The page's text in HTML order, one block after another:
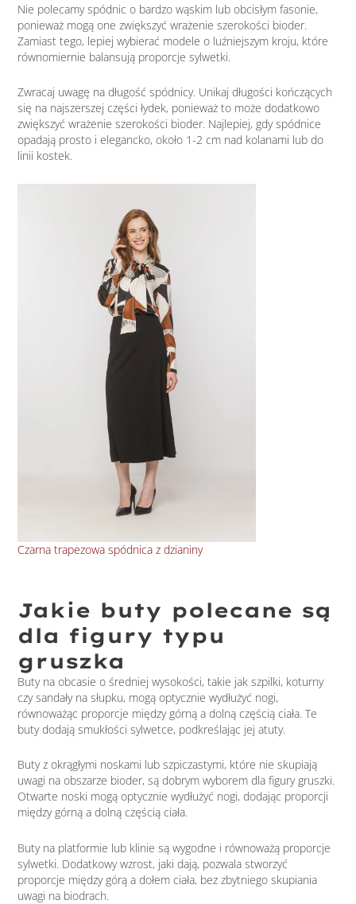
Nie polecamy spódnic o bardzo wąskim lub obcisłym fasonie,
ponieważ mogą one zwiększyć wrażenie szerokości bioder.
Zamiast tego, lepiej wybierać modele o luźniejszym kroju, które
równomiernie balansują proporcje sylwetki.
Zwracaj uwagę na długość spódnicy. Unikaj długości kończących
się na najszerszej części łydek, ponieważ to może dodatkowo
zwiększyć wrażenie szerokości bioder. Najlepiej, gdy spódnice
opadają prosto i elegancko, około 1-2 cm nad kolanami lub do
linii kostek.
Czarna trapezowa spódnica z dzianiny
Jakie buty polecane są
dla figury typu
gruszka
Buty na obcasie o średniej wysokości, takie jak szpilki, koturny
czy sandały na słupku, mogą optycznie wydłużyć nogi,
równoważąc proporcje między górną a dolną częścią ciała. Te
buty dodają smukłości sylwetce, podkreślając jej atuty.
Buty z okrągłymi noskami lub szpiczastymi, które nie skupiają
uwagi na obszarze bioder, są dobrym wyborem dla figury gruszki.
Otwarte noski mogą optycznie wydłużyć nogi, dodając proporcji
między górną a dolną częścią ciała.
Buty na platformie lub klinie są wygodne i równoważą proporcje
sylwetki. Dodatkowy wzrost, jaki dają, pozwala stworzyć
proporcje między górą a dołem ciała, bez zbytniego skupiania
uwagi na biodrach.